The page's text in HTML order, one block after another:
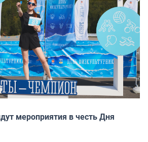
мероприятия в честь Дня